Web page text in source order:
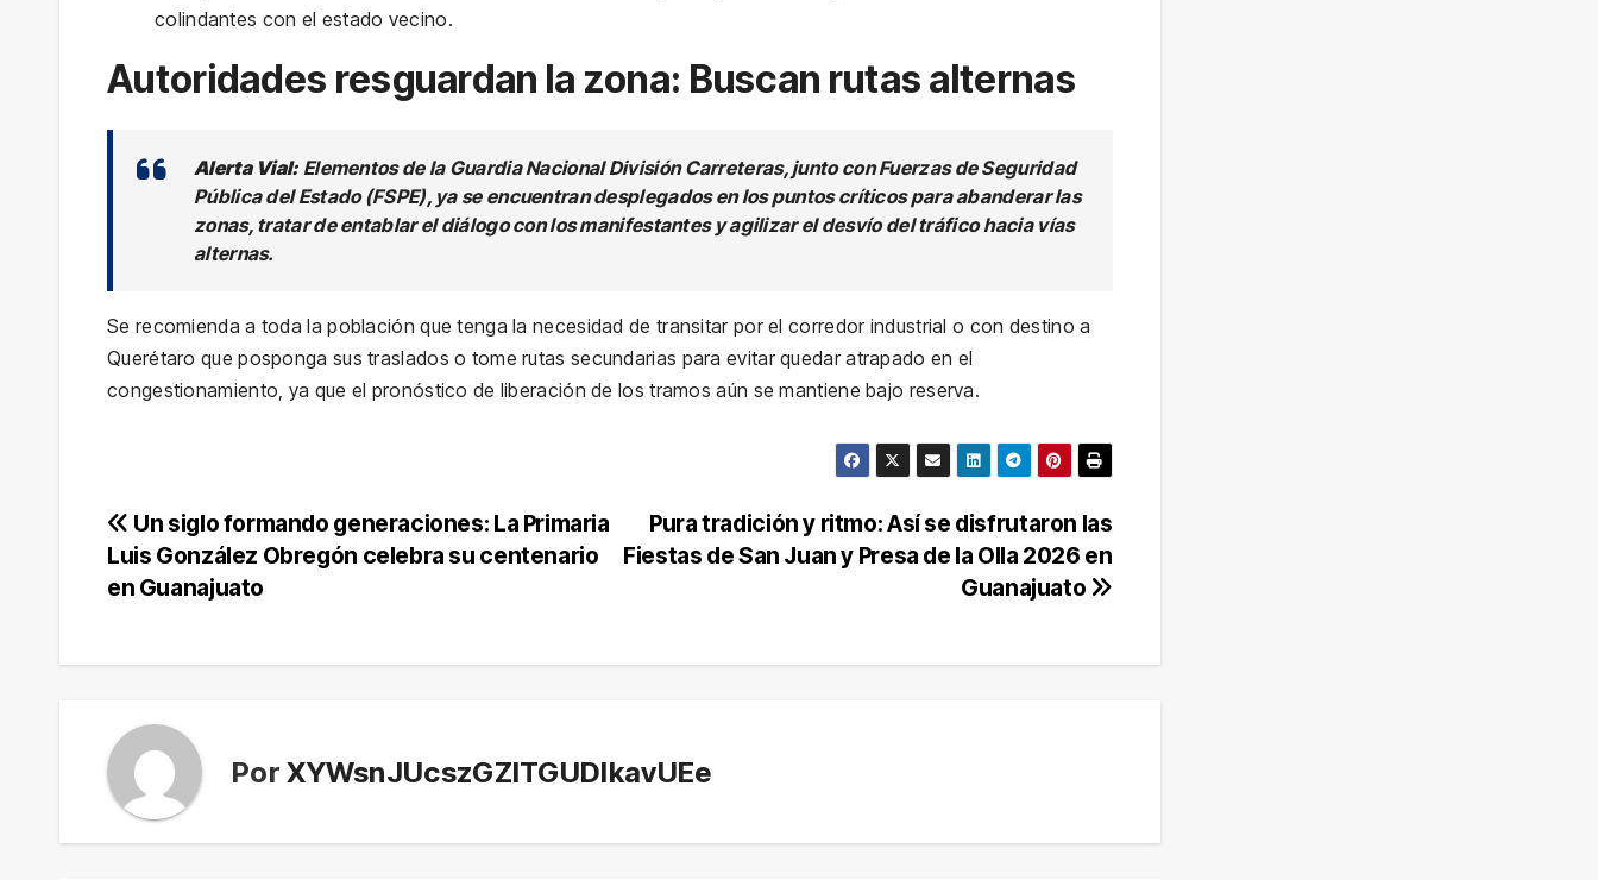
colindantes con el estado vecino.
Autoridades resguardan la zona: Buscan rutas alternas
Alerta Vial: Elementos de la Guardia Nacional División Carreteras, junto con Fuerzas de Seguridad
Pública del Estado (FSPE), ya se encuentran desplegados en los puntos críticos para abanderar las
zonas, tratar de entablar el diálogo con los manifestantes y agilizar el desvío del tráfico hacia vías
alternas.
Se recomienda a toda la población que tenga la necesidad de transitar por el corredor industrial o con destino a
Querétaro que posponga sus traslados o tome rutas secundarias para evitar quedar atrapado en el
congestionamiento, ya que el pronóstico de liberación de los tramos aún se mantiene bajo reserva.
Navegación
de
Pura tradición y ritmo: Así se disfrutaron las
Fiestas de San Juan y Presa de la Olla 2026 en
Guanajuato
Un siglo formando generaciones: La Primaria
Luis González Obregón celebra su centenario
en Guanajuato
PorXYWsnJUcszGZITGUDlkavUEe